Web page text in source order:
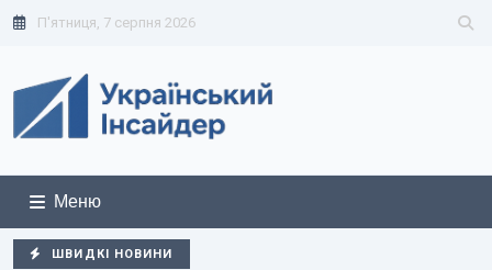
П'ятниця, 7 серпня 2026
Меню
ШВИДКІ НОВИНИ